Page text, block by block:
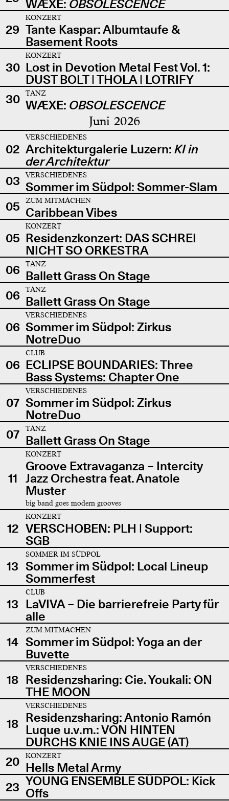
WÆXE: OBSOLESCENCE
29
KONZERT
Tante Kaspar: Albumtaufe &
Basement Roots
30
KONZERT
Lost in Devotion Metal Fest Vol. 1:
DUST BOLT | THOLA | LOTRIFY
30
TANZ
WÆXE: OBSOLESCENCE
Juni 2026
02
VERSCHIEDENES
Architekturgalerie Luzern: KI in
der Architektur
03
VERSCHIEDENES
Sommer im Südpol: Sommer-Slam
05
ZUM MITMACHEN
Caribbean Vibes
05
KONZERT
Residenzkonzert: DAS SCHREI
NICHT SO ORKESTRA
06
TANZ
Ballett Grass On Stage
06
TANZ
Ballett Grass On Stage
06
VERSCHIEDENES
Sommer im Südpol: Zirkus
NotreDuo
06
CLUB
ECLIPSE BOUNDARIES: Three
Bass Systems: Chapter One
07
VERSCHIEDENES
Sommer im Südpol: Zirkus
NotreDuo
07
TANZ
Ballett Grass On Stage
11
KONZERT
Groove Extravaganza – Intercity
Jazz Orchestra feat. Anatole
Muster
big band goes modern grooves
12
KONZERT
VERSCHOBEN: PLH | Support:
SGB
13
SOMMER IM SÜDPOL
Sommer im Südpol: Local Lineup
Sommerfest
13
CLUB
LaVIVA – Die barrierefreie Party für
alle
14
ZUM MITMACHEN
Sommer im Südpol: Yoga an der
Buvette
18
VERSCHIEDENES
Residenzsharing: Cie. Youkali: ON
THE MOON
18
VERSCHIEDENES
Residenzsharing: Antonio Ramón
Luque u.v.m.: VON HINTEN
DURCHS KNIE INS AUGE (AT)
20
KONZERT
Hells Metal Army
23 YOUNG ENSEMBLE SÜDPOL: Kick
Offs